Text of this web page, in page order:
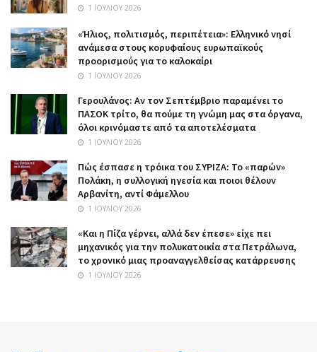
1 ΙΟΥΛΊΟΥ 2026
«Ήλιος, πολιτισμός, περιπέτεια»: Ελληνικό νησί
ανάμεσα στους κορυφαίους ευρωπαϊκούς
προορισμούς για το καλοκαίρι
1 ΙΟΥΛΊΟΥ 2026
Γερουλάνος: Αν τον Σεπτέμβριο παραμένει το
ΠΑΣΟΚ τρίτο, θα πούμε τη γνώμη μας στα όργανα,
όλοι κρινόμαστε από τα αποτελέσματα
1 ΙΟΥΛΊΟΥ 2026
Πώς έσπασε η τρόικα του ΣΥΡΙΖΑ: Το «παρών»
Πολάκη, η συλλογική ηγεσία και ποιοι θέλουν
Αρβανίτη, αντί Φάμελλου
1 ΙΟΥΛΊΟΥ 2026
«Και η Πίζα γέρνει, αλλά δεν έπεσε» είχε πει
μηχανικός για την πολυκατοικία στα Πετράλωνα,
το χρονικό μιας προαναγγελθείσας κατάρρευσης
1 ΙΟΥΛΊΟΥ 2026